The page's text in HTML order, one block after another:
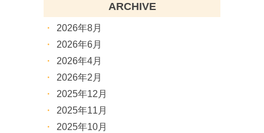
ARCHIVE
2026年8月
2026年6月
2026年4月
2026年2月
2025年12月
2025年11月
2025年10月